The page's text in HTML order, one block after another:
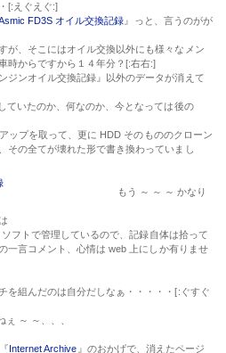
[:えぐえぐ:]
FD3S オイル交換記録 』っと、言うのがが
が、そこにはオイル交換以外にも様々なメン
時からですから１４年分？[:右右:]
ジンオイル交換記録』以外のデータが消えて
ていたのか、何なのか、今となっては後の
ップを取って、更に HDD そのもののクローン
その全てが壊れた形で書き換わっていまし
もう ～ ～ ～ かなり
ソフトで管理しているので、記録自体は拾って
一言コメント、心情は web 上にしか有りませ
を組んだのは自分だしなぁ・・・・・[:ぐすぐ
～ ～、、、
Internet Archive 』のおかげで、消えたページ